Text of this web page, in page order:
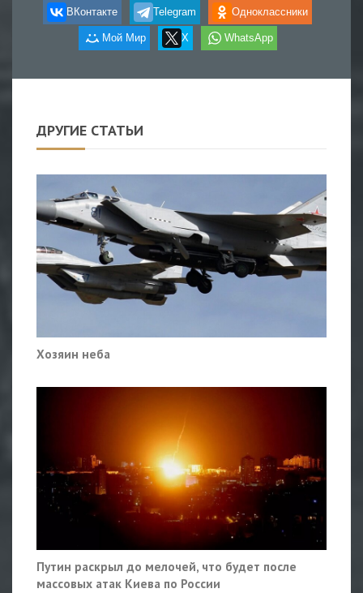
ВКонтакте Telegram Одноклассники
Мой Мир X WhatsApp
ДРУГИЕ СТАТЬИ
Хозяин неба
Путин раскрыл до мелочей, что будет после
массовых атак Киева по России